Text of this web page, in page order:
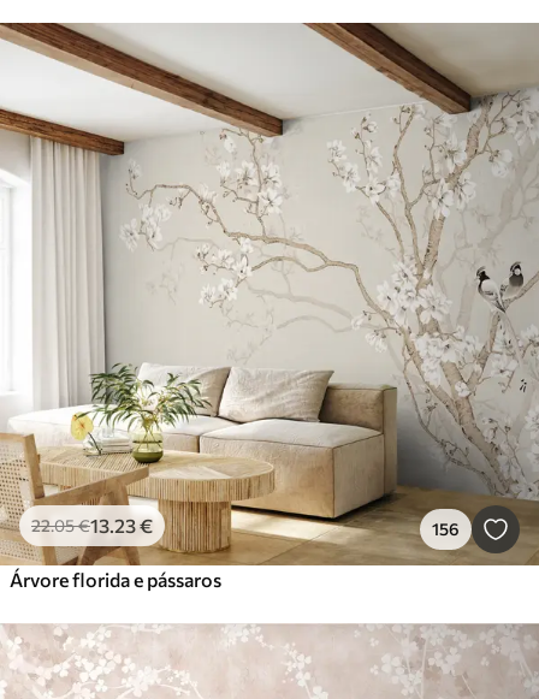
22.05€13.23€ 156
Árvore florida e pássaros